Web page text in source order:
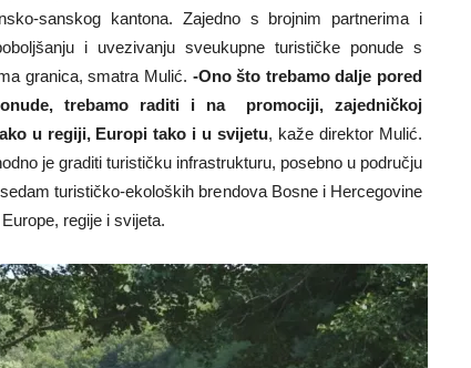
sanskog kantona. Zajedno s brojnim partnerima i
i uvezivanju sveukupne turističke ponude s
granica, smatra Mulić. -Ono što trebamo dalje pored
trebamo raditi i na promociji, zajedničkoj
u regiji, Europi tako i u svijetu, kaže direktor Mulić.
je graditi turističku infrastrukturu, posebno u području
turističko-ekoloških brendova Bosne i Hercegovine
regije i svijeta.